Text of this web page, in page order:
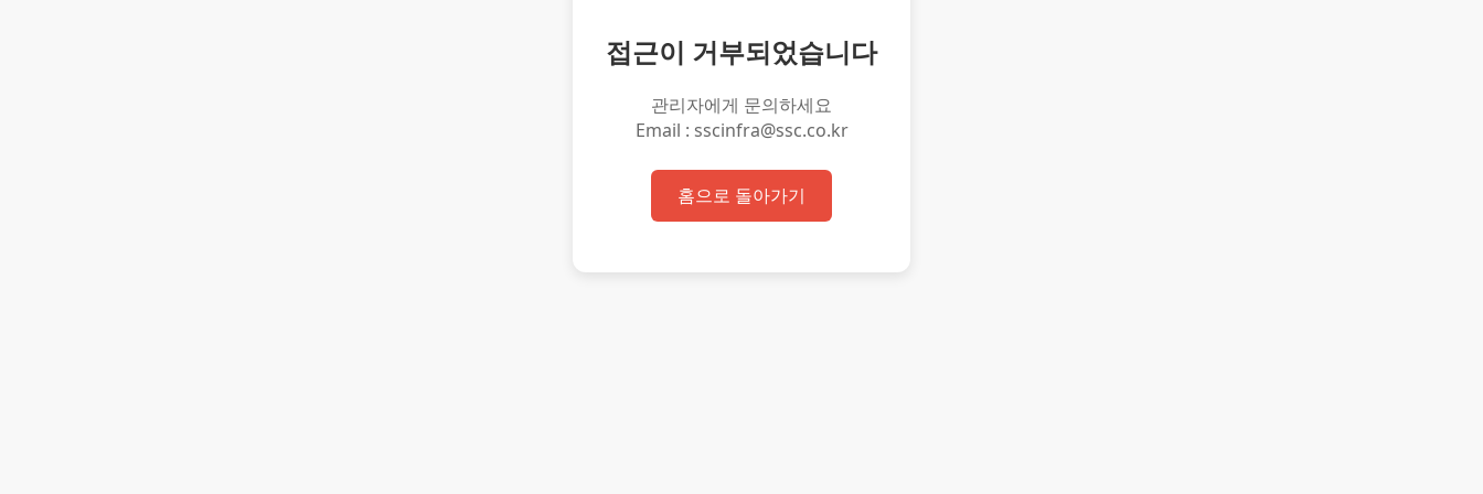
접근이 거부되었습니다
관리자에게 문의하세요
Email : sscinfra@ssc.co.kr
홈으로 돌아가기